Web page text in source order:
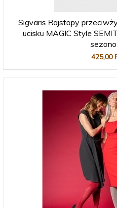
Sigvaris Rajstopy
ucisku MAGIC Style
425,00